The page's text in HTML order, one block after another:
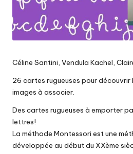
Céline Santini, Vendula Kachel,
26 cartes rugueuses pour
images à associer.
Des cartes rugueuses à emporter
lettres!
La méthode Montessori est une
développée au début du XXème